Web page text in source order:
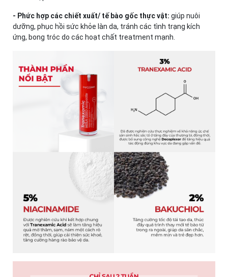
- Phức hợp các chiết xuất/ tế bào gốc thực vật: giúp nuôi
dưỡng, phục hồi sức khỏe làn da, tránh các tình trạng kích
ứng, bong tróc do các hoạt chất treatment mạnh.